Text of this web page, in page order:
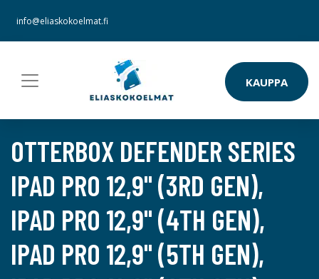
info@eliaskokoelmat.fi
KAUPPA
OTTERBOX DEFENDER SERIES
IPAD PRO 12,9" (3RD GEN),
IPAD PRO 12,9" (4TH GEN),
IPAD PRO 12,9" (5TH GEN),